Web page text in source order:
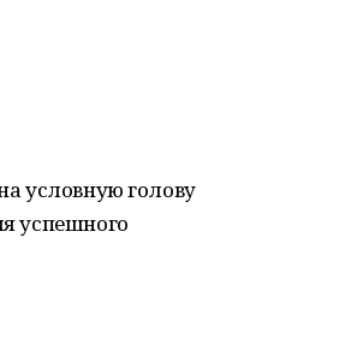
условную голову
успешного